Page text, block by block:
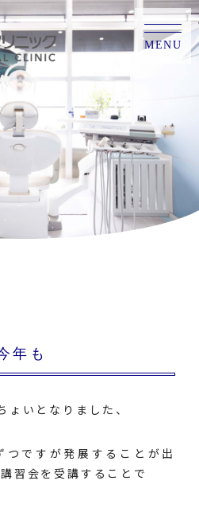
MENU
年も
いとなりました、
つですが発展することが出
習会を受講することで